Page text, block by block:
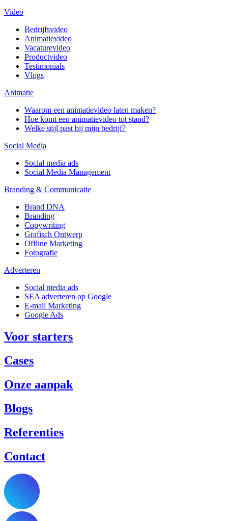
Video
Bedrijfsvideo
Animatievideo
Vacaturevideo
Productvideo
Testimonials
Vlogs
Animatie
Waarom een animatievideo laten maken?
Hoe komt een animatievideo tot stand?
Welke stijl past bij mijn bedrijf?
Social Media
Social media ads
Social Media Management
Branding & Communicatie
Brand DNA
Branding
Copywriting
Grafisch Ontwerp
Offline Marketing
Fotografie
Adverteren
Social media ads
SEA adverteren op Google
E-mail Marketing
Google Ads
Voor starters
Cases
Onze aanpak
Blogs
Referenties
Contact